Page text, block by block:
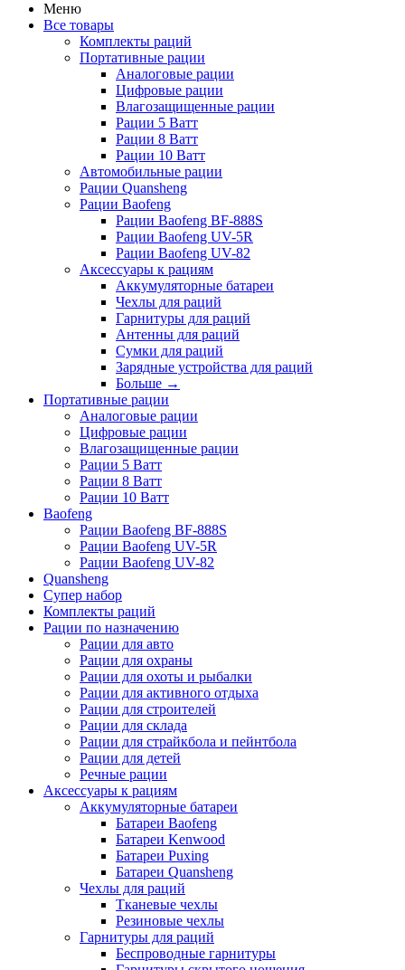
Меню
Все товары
Комплекты раций
Портативные рации
Аналоговые рации
Цифровые рации
Влагозащищенные рации
Рации 5 Ватт
Рации 8 Ватт
Рации 10 Ватт
Автомобильные рации
Рации Quansheng
Рации Baofeng
Рации Baofeng BF-888S
Рации Baofeng UV-5R
Рации Baofeng UV-82
Аксессуары к рациям
Аккумуляторные батареи
Чехлы для раций
Гарнитуры для раций
Антенны для раций
Сумки для раций
Зарядные устройства для раций
Больше →
Портативные рации
Аналоговые рации
Цифровые рации
Влагозащищенные рации
Рации 5 Ватт
Рации 8 Ватт
Рации 10 Ватт
Baofeng
Рации Baofeng BF-888S
Рации Baofeng UV-5R
Рации Baofeng UV-82
Quansheng
Супер набор
Комплекты раций
Рации по назначению
Рации для авто
Рации для охраны
Рации для охоты и рыбалки
Рации для активного отдыха
Рации для строителей
Рации для склада
Рации для страйкбола и пейнтбола
Рации для детей
Речные рации
Аксессуары к рациям
Аккумуляторные батареи
Батареи Baofeng
Батареи Kenwood
Батареи Puxing
Батареи Quansheng
Чехлы для раций
Тканевые чехлы
Резиновые чехлы
Гарнитуры для раций
Беспроводные гарнитуры